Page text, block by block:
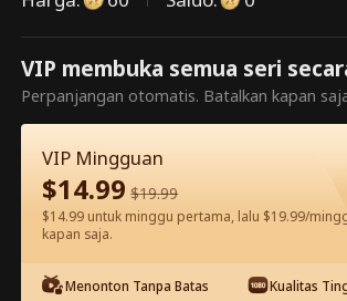
Ini adalah episode
Silakan buka untuk
60Buka Sekarang
Tonton gratis di
VIP membuka semua seri
Perpanjangan otomatis. Batalkan kapan
VIP Mingguan
$14.99 $19.99
$14.99 untuk minggu pertama, lalu $19.99/
kapan saja.
Menonton Tanpa Batas Kualitas